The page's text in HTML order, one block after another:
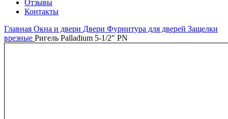
Отзывы
Контакты
Главная Окна и двери Двери Фурнитура для дверей Защелки
врезные Ригель Palladium 5-1/2" PN